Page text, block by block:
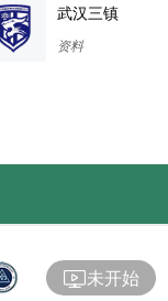
武汉三镇
资料
未开始